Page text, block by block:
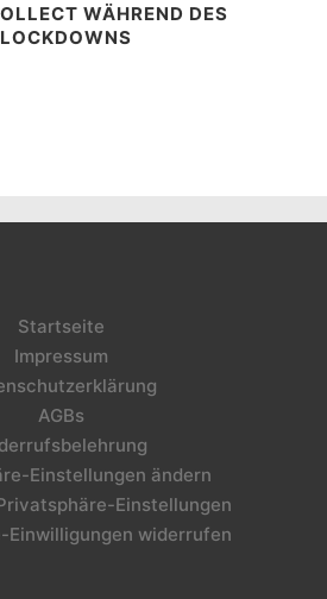
WÄHREND DES
LOCKDOWNS
Startseite
Impressum
AGBs
Einstellungen ändern
Einstellungen
Einwilligungen widerrufen